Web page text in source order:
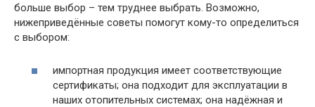
больше выбор – тем труднее выбрать. Возможно,
нижеприведённые советы помогут кому-то определиться
с выбором:
импортная продукция имеет соответствующие
сертификаты; она подходит для эксплуатации в
наших отопительных системах; она надёжная и